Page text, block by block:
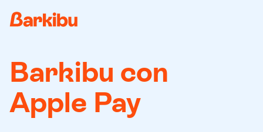
Barkibu con
Apple Pay